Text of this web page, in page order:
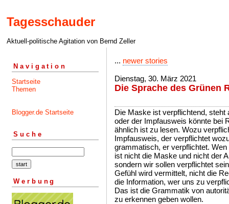
Tagesschauder
Aktuell-politische Agitation von Bernd Zeller
Navigation
Startseite
Themen
Blogger.de Startseite
Suche
Werbung
... newer stories
Dienstag, 30. März 2021
Die Sprache des Grünen
Die Maske ist verpflichtend,
oder der Impfausweis könnte bei
ähnlich ist zu lesen. Wozu
Impfausweis, der verpflichtet
grammatisch, er verpflichtet.
ist nicht die Maske und nicht der
sondern wir sollen verpflichtet
Gefühl wird vermittelt, nicht die
die Information, wer uns zu
Das ist die Grammatik von
zu erkennen geben wollen.